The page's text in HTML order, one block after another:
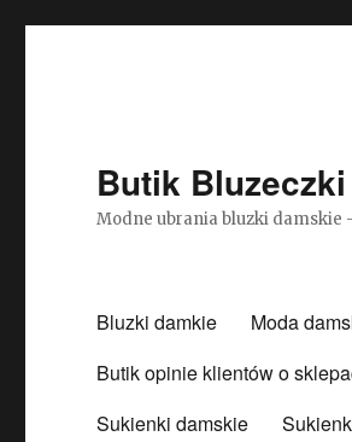
Butik
Modne ubrania bluzki damskie
Bluzki damkie Moda
Butik opinie klientów o
Sukienki damskie